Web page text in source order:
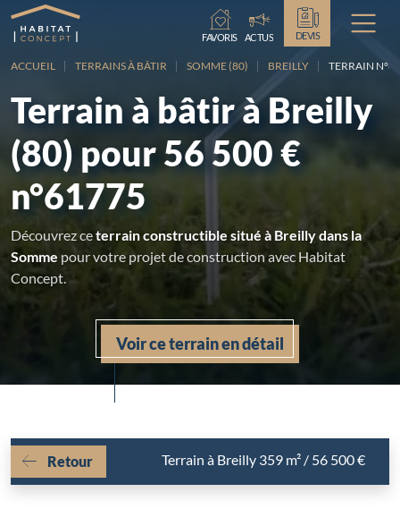
Chargement...
FAVORIS ACTUS DEVIS
ACCUEIL TERRAINS À BÂTIR SOMME (80) BREILLY TERRAIN
Terrain à bâtir à Breilly
(80) pour 56 500 €
n°61775
Découvrez ceterrain constructible situé à Breilly dans la
Somme pour votre projet de construction avec Habitat
Concept.
Voir ce terrain en détail
Retour Terrain à Breilly 359 m² / 56 500 €